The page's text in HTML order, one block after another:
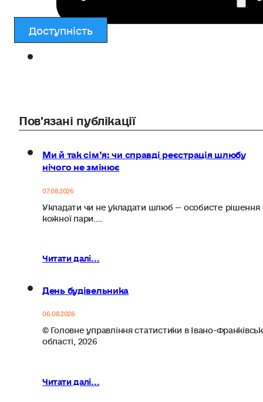
Доступність
Пов'язані публікації
Ми й так сім’я: чи справді реєстрація шлюбу
нічого не змінює
07.08.2026
Укладати чи не укладати шлюб — особисте рішення
кожної пари.…
Читати далі...
День будівельника
06.08.2026
© Головне управління статистики в Івано-
області, 2026
Читати далі...